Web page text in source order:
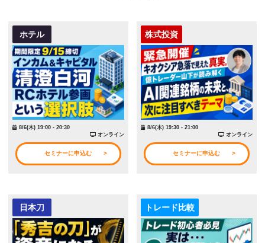
ホテル
8/6(木) 19:00 - 20:30
オンライン
セミナーに申込む
株式投資
8/6(木) 19:30 - 21:00
オンライン
セミナーに申込む
日本刀 トレード比較